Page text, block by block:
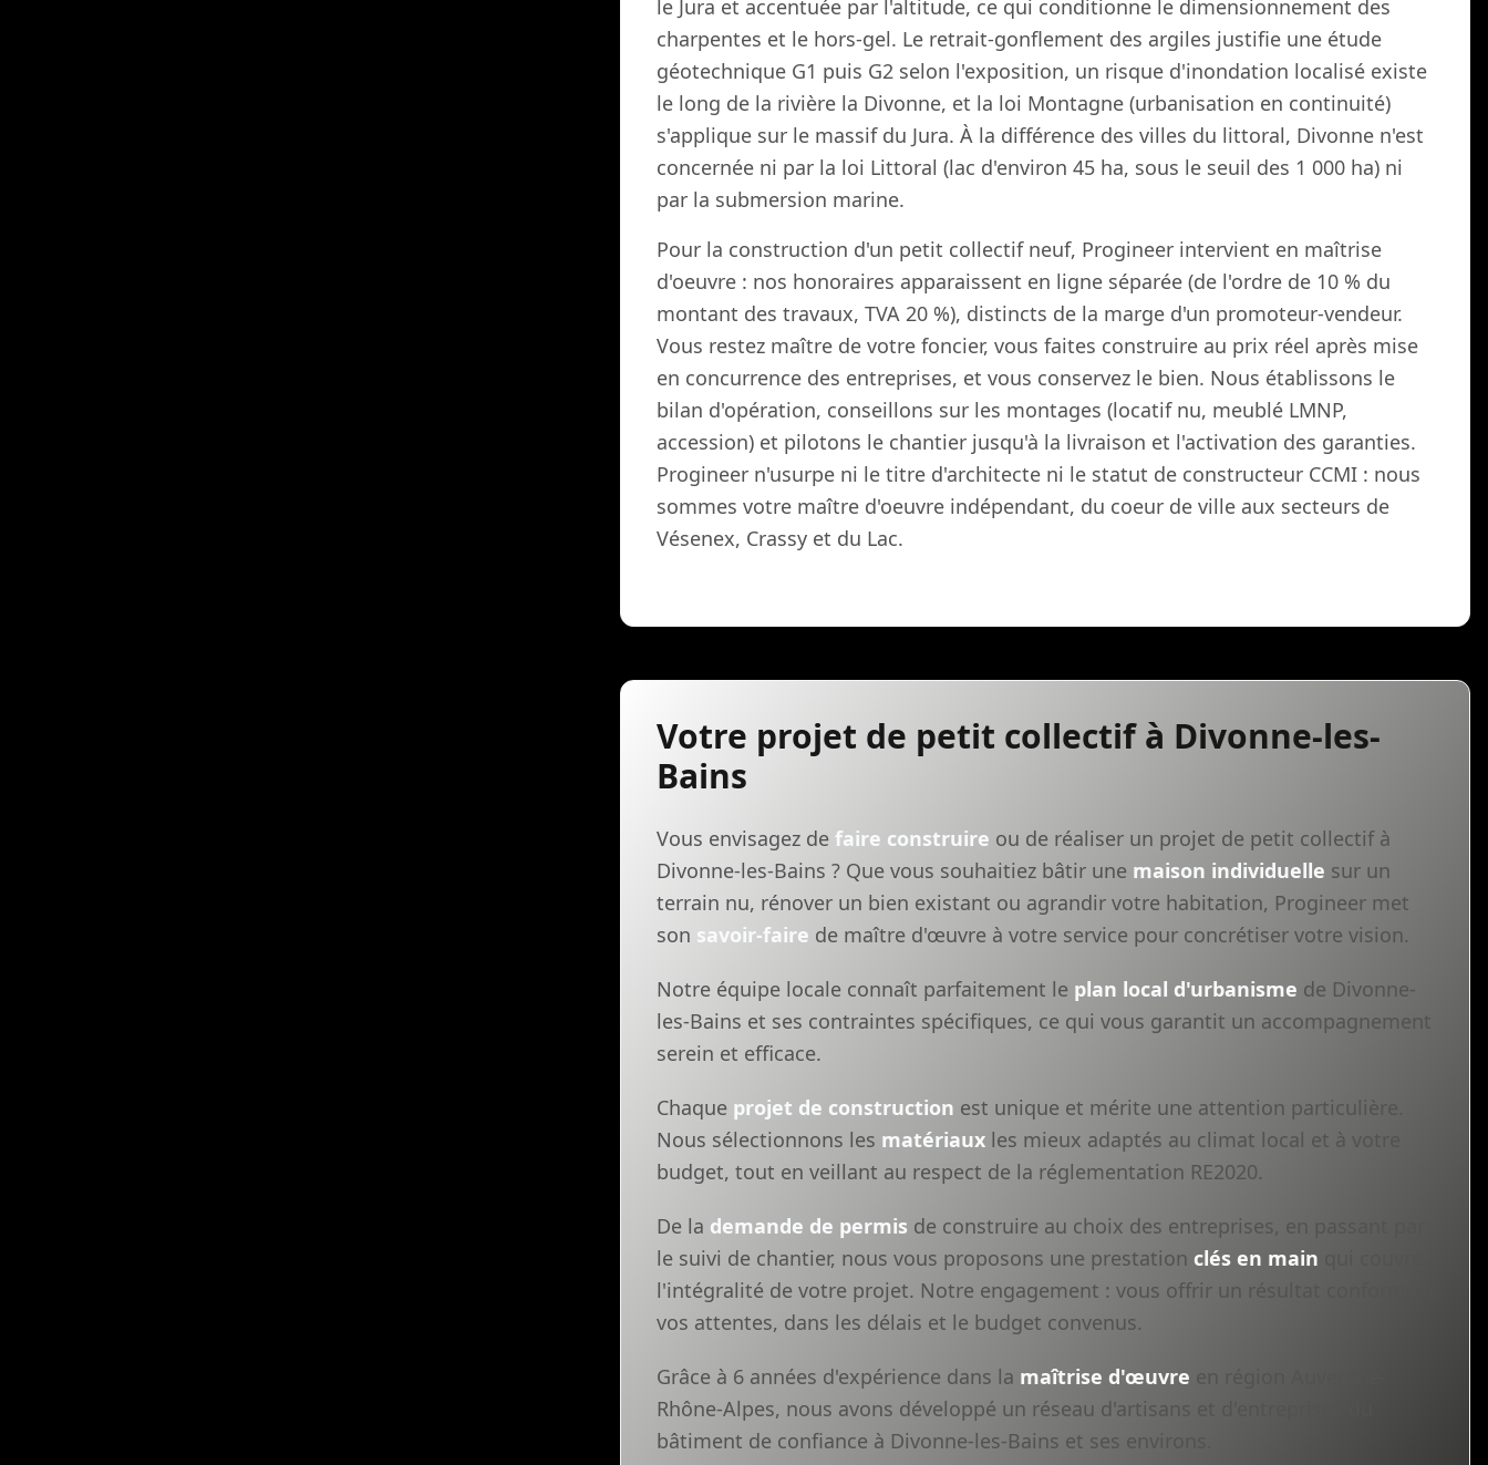
le Jura et accentuée par l'altitude, ce qui conditionne le dimensionnement des
charpentes et le hors-gel. Le retrait-gonflement des argiles justifie une étude
géotechnique G1 puis G2 selon l'exposition, un risque d'inondation localisé existe
le long de la rivière la Divonne, et la loi Montagne (urbanisation en continuité)
s'applique sur le massif du Jura. À la différence des villes du littoral, Divonne n'est
concernée ni par la loi Littoral (lac d'environ 45 ha, sous le seuil des 1 000 ha) ni
par la submersion marine.
Pour la construction d'un petit collectif neuf, Progineer intervient en maîtrise
d'oeuvre : nos honoraires apparaissent en ligne séparée (de l'ordre de 10 % du
montant des travaux, TVA 20 %), distincts de la marge d'un promoteur-vendeur.
Vous restez maître de votre foncier, vous faites construire au prix réel après mise
en concurrence des entreprises, et vous conservez le bien. Nous établissons le
bilan d'opération, conseillons sur les montages (locatif nu, meublé LMNP,
accession) et pilotons le chantier jusqu'à la livraison et l'activation des garanties.
Progineer n'usurpe ni le titre d'architecte ni le statut de constructeur CCMI : nous
sommes votre maître d'oeuvre indépendant, du coeur de ville aux secteurs de
Vésenex, Crassy et du Lac.
Votre projet de petit collectif à Divonne-les-
Bains
Vous envisagez de faire construire ou de réaliser un projet de petit collectif à
Divonne-les-Bains ? Que vous souhaitiez bâtir une maison individuelle sur un
terrain nu, rénover un bien existant ou agrandir votre habitation, Progineer met
son savoir-faire de maître d'œuvre à votre service pour concrétiser votre vision.
Notre équipe locale connaît parfaitement le plan local d'urbanisme de Divonne-
les-Bains et ses contraintes spécifiques, ce qui vous garantit un accompagnement
serein et efficace.
Chaque projet de construction est unique et mérite une attention particulière.
Nous sélectionnons les matériaux les mieux adaptés au climat local et à votre
budget, tout en veillant au respect de la réglementation RE2020.
De la demande de permis de construire au choix des entreprises, en passant par
le suivi de chantier, nous vous proposons une prestation clés en main
l'intégralité de votre projet. Notre engagement : vous offrir un résultat conforme à
vos attentes, dans les délais et le budget convenus.
Grâce à 6 années d'expérience dans la maîtrise d'œuvre
Rhône-Alpes, nous avons développé un réseau d'artisans et d'entreprises du
bâtiment de confiance à Divonne-les-Bains et ses environs.